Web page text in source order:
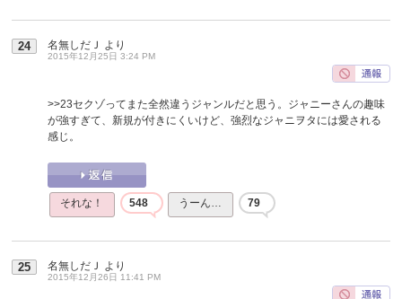
24 名無しだＪ より
2015年12月25日 3:24 PM
>>23セクゾってまた全然違うジャンルだと思う。ジャニーさんの趣味
が強すぎて、新規が付きにくいけど、強烈なジャニヲタには愛される
感じ。
それな！ 548 うーん… 79
25 名無しだＪ より
2015年12月26日 11:41 PM